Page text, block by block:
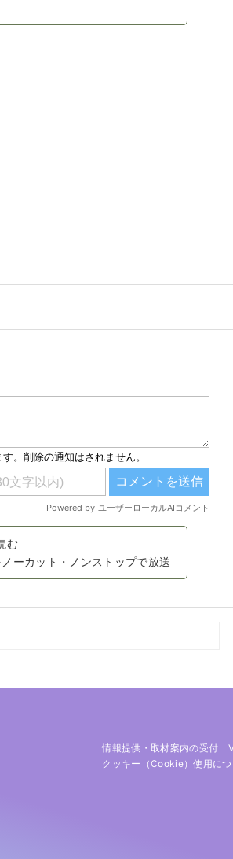
む
カット・ノンストップで放送
情報提供・取材案内の受付
クッキー（cookie）使用につ